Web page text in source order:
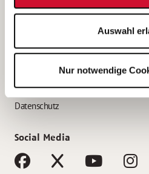
Auswahl
Nur notwendige
AWO Gliederungen nach Bundesland
Impressum
Datenschutz
Social Media